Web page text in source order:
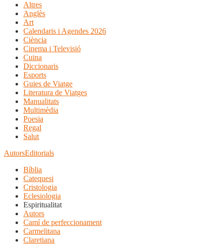
Altres
Anglès
Art
Calendaris i Agendes 2026
Ciència
Cinema i Televisió
Cuina
Diccionaris
Esports
Guies de Viatge
Literatura de Viatges
Manualitats
Multimèdia
Poesia
Regal
Salut
AutorsEditorials
Bíblia
Catequesi
Cristologia
Eclesiologia
Espiritualitat
Autors
Camí de perfeccionament
Carmelitana
Claretiana